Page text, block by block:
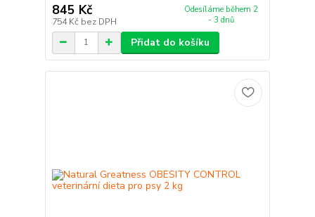
845 Kč
754 Kč bez DPH
Odesíláme během 2
- 3 dnů
Přidat do košíku